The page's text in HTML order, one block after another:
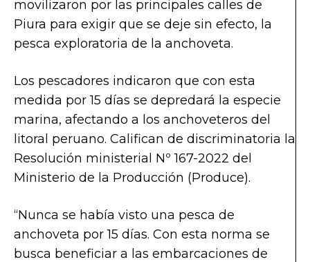
movilizaron por las principales calles de
Piura para exigir que se deje sin efecto, la
pesca exploratoria de la anchoveta.
Los pescadores indicaron que con esta
medida por 15 días se depredará la especie
marina, afectando a los anchoveteros del
litoral peruano. Califican de discriminatoria la
Resolución ministerial Nº 167-2022 del
Ministerio de la Producción (Produce).
“Nunca se había visto una pesca de
anchoveta por 15 días. Con esta norma se
busca beneficiar a las embarcaciones de